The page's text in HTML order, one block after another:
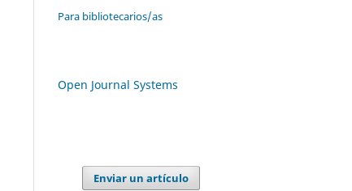
Para bibliotecarios/as
Open Journal Systems
Enviar un artículo